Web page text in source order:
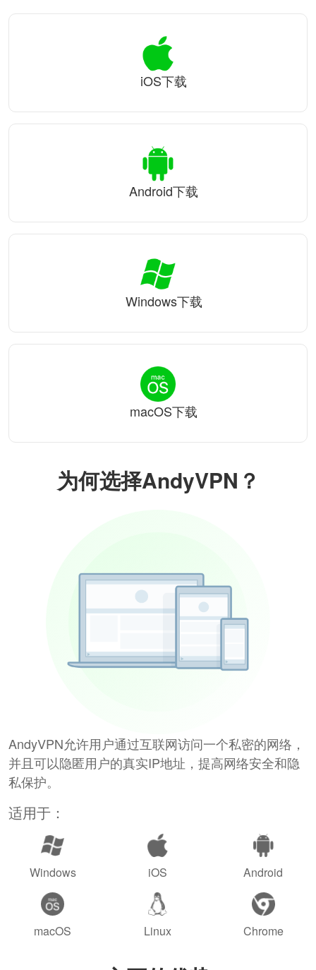
为何选择AndyVPN？
AndyVPN允许用户通过互联网访问一个私密的网络，
并且可以隐匿用户的真实IP地址，提高网络安全和隐
私保护。
适用于：
Windows iOS Android
macOS Linux Chrome
iOS下载
Android下载
Windows下载
macOS下载